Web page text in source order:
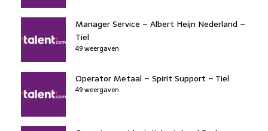
Manager Service – Albert Heijn Nederland –
Tiel
49 weergaven
Operator Metaal – Spirit Support – Tiel
49 weergaven